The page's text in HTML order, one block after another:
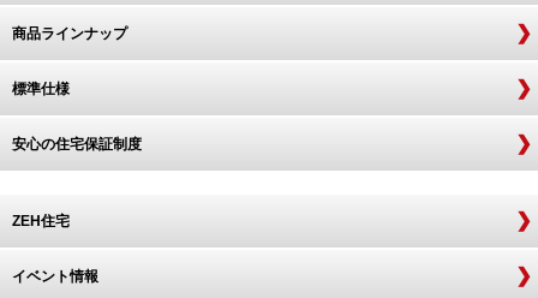
商品ラインナップ
標準仕様
安心の住宅保証制度
ZEH住宅
イベント情報